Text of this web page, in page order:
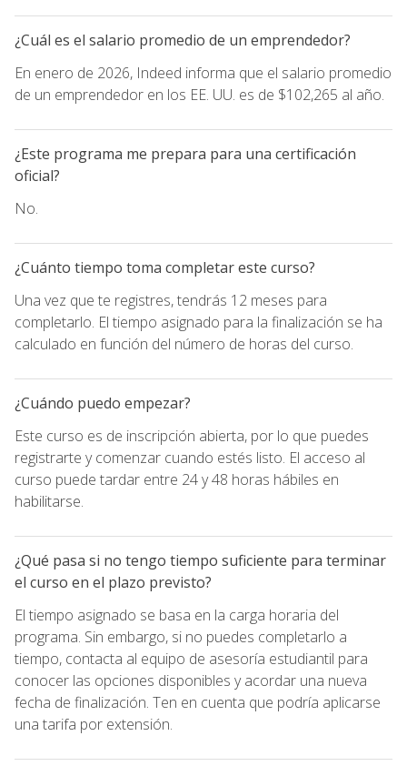
¿Cuál es el salario promedio de un emprendedor?
En enero de 2026, Indeed informa que el salario promedio
de un emprendedor en los EE. UU. es de $102,265 al año.
¿Este programa me prepara para una certificación
oficial?
No.
¿Cuánto tiempo toma completar este curso?
Una vez que te registres, tendrás 12 meses para
completarlo. El tiempo asignado para la finalización se ha
calculado en función del número de horas del curso.
¿Cuándo puedo empezar?
Este curso es de inscripción abierta, por lo que puedes
registrarte y comenzar cuando estés listo. El acceso al
curso puede tardar entre 24 y 48 horas hábiles en
habilitarse.
¿Qué pasa si no tengo tiempo suficiente para terminar
el curso en el plazo previsto?
El tiempo asignado se basa en la carga horaria del
programa. Sin embargo, si no puedes completarlo a
tiempo, contacta al equipo de asesoría estudiantil para
conocer las opciones disponibles y acordar una nueva
fecha de finalización. Ten en cuenta que podría aplicarse
una tarifa por extensión.